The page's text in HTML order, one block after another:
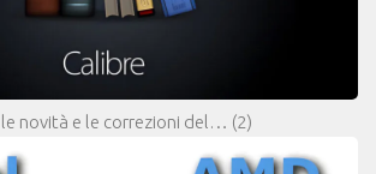
novità e le correzioni del… (2)